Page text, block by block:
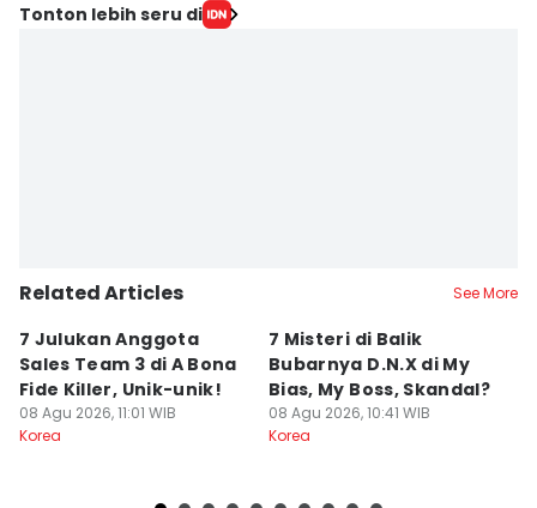
Tonton lebih seru di
Related Articles See More
7 Julukan Anggota
Sales Team 3 di A Bona
Fide Killer, Unik-unik!
08 Agu 2026, 11:01 WIB
Korea
7 Misteri di Balik
Bubarnya D.N.X di My
Bias, My Boss, Skandal?
08 Agu 2026, 10:41 WIB
Korea